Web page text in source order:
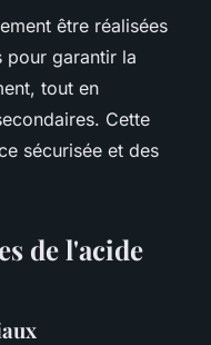
être réalisées
pour garantir la
tout en
Cette
sécurisée et des
de l'acide